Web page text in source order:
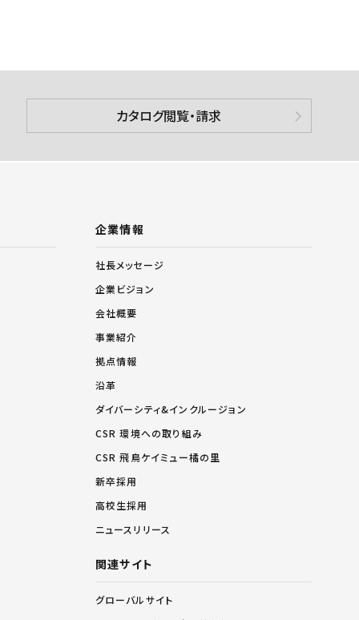
カタログ閲覧・請求
企業情報
社長メッセージ
企業ビジョン
会社概要
事業紹介
拠点情報
沿革
ダイバーシティ&インクルージョン
CSR 環境への取り組み
CSR 飛鳥ケイミュー橘の里
新卒採用
高校生採用
ニュースリリース
関連サイト
グローバルサイト